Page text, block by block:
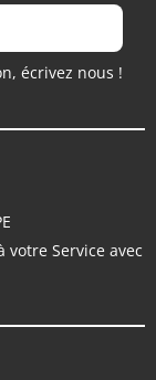
écrivez nous !
votre Service avec